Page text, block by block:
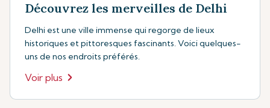
Découvrez les merveilles de Delhi
Delhi est une ville immense qui regorge de lieux
historiques et pittoresques fascinants. Voici quelques-
uns de nos endroits préférés.
Voir plus